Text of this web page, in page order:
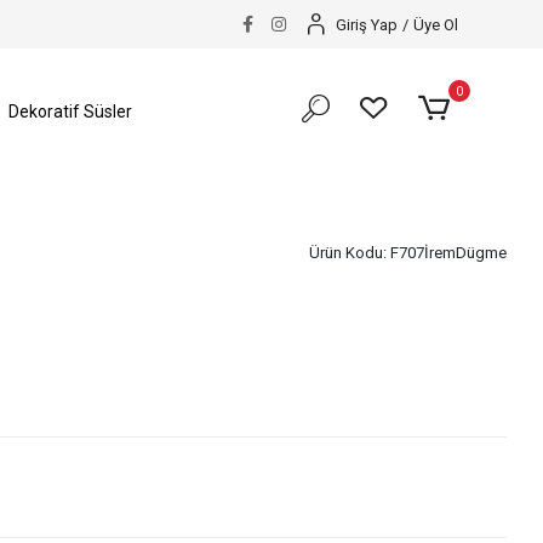
Giriş Yap / Üye Ol
Dekoratif Süsler
0
Ürün Kodu: F707İremDügme